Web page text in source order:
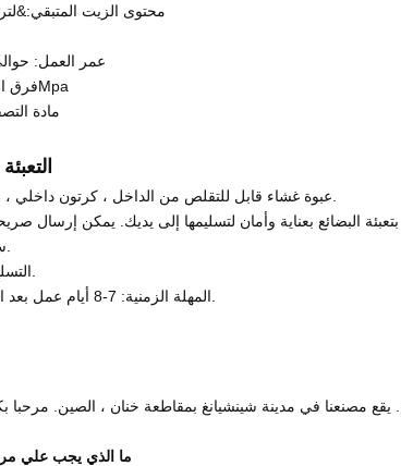
● محتوى الزيت المتبقي:&لتر ؛ 3 جزء في
● عمر العمل: حوالي 3500-5200
● فرق الضغط الأولي: ≤0.02Mpa
● مادة
ما الذي يجب علي